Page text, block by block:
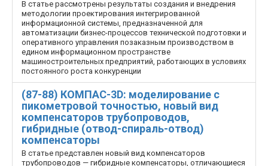
В статье рассмотрены результаты создания и внедрения
методологии проектирования интегрированной
информационной системы, предназначенной для
автоматизации бизнес-процессов технической подготовки и
оперативного управления позаказным производством в
едином информационном пространстве
машиностроительных предприятий, работающих в условиях
постоянного роста конкуренции
(87-88) КОМПАС-3D: моделирование с
пикометровой точностью, новый вид
компенсаторов трубопроводов,
гибридные (отвод-спираль-отвод)
компенсаторы
В статье представлен новый вид компенсаторов
трубопроводов — гибридные компенсаторы, отличающиеся